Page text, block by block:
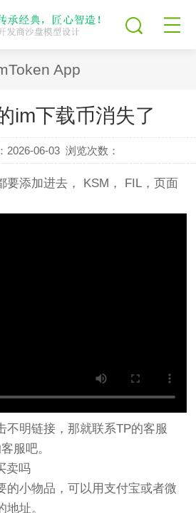
App
im下载币消失了
2026-06-03 浏览次数：
要添加进去， KSM， FIL，页面
不明链接，那就联系TP的客服
服吧。
的小物品，可以用支付宝或者微
址。